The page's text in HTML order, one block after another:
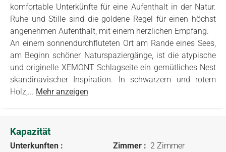
komfortable Unterkünfte für eine Aufenthalt in der Natur.
Ruhe und Stille sind die goldene Regel für einen höchst
angenehmen Aufenthalt, mit einem herzlichen Empfang.
An einem sonnendurchfluteten Ort am Rande eines Sees,
am Beginn schöner Naturspaziergänge, ist die atypische
und originelle XEMONT Schlagseite ein gemütliches Nest
skandinavischer Inspiration. In schwarzem und rotem
Holz,... Mehr anzeigen
Kapazität
Unterkunften :
Zimmer : 2 Zimmer